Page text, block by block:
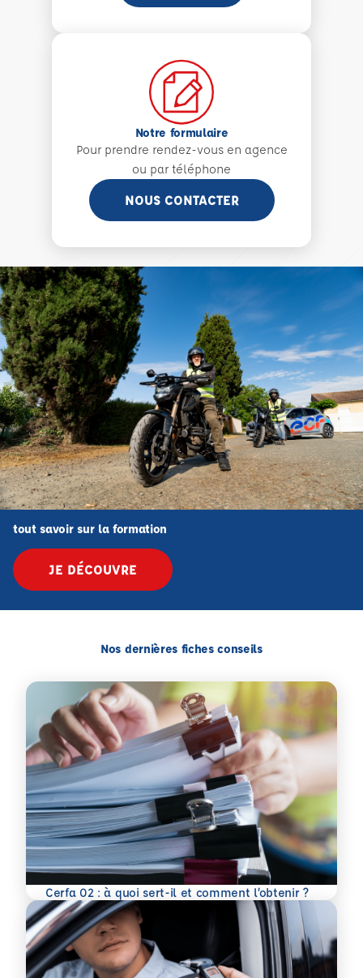
Notre formulaire
Pour prendre rendez-vous en agence
ou par téléphone
NOUS CONTACTER
tout savoir sur la formation
JE DÉCOUVRE
Nos dernières fiches conseils
Cerfa 02 : à quoi sert-il et comment l’obtenir ?
En savoir plus